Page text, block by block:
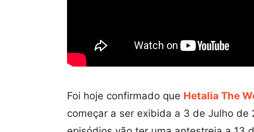
Foi hoje confirmado que Hetalia The
começar a ser exibida a 3 de Julho de